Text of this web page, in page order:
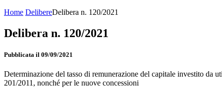
Home DelibereDelibera n. 120/2021
Delibera n. 120/2021
Pubblicata il 09/09/2021
Determinazione del tasso di remunerazione del capitale investito da
201/2011, nonché per le nuove concessioni